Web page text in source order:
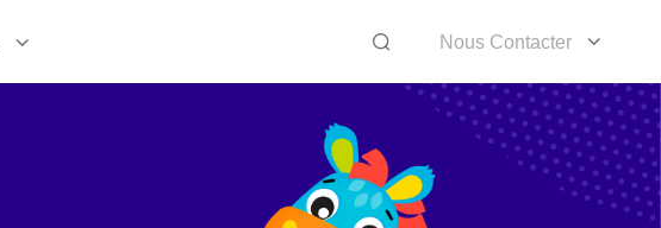
Nous Contacter